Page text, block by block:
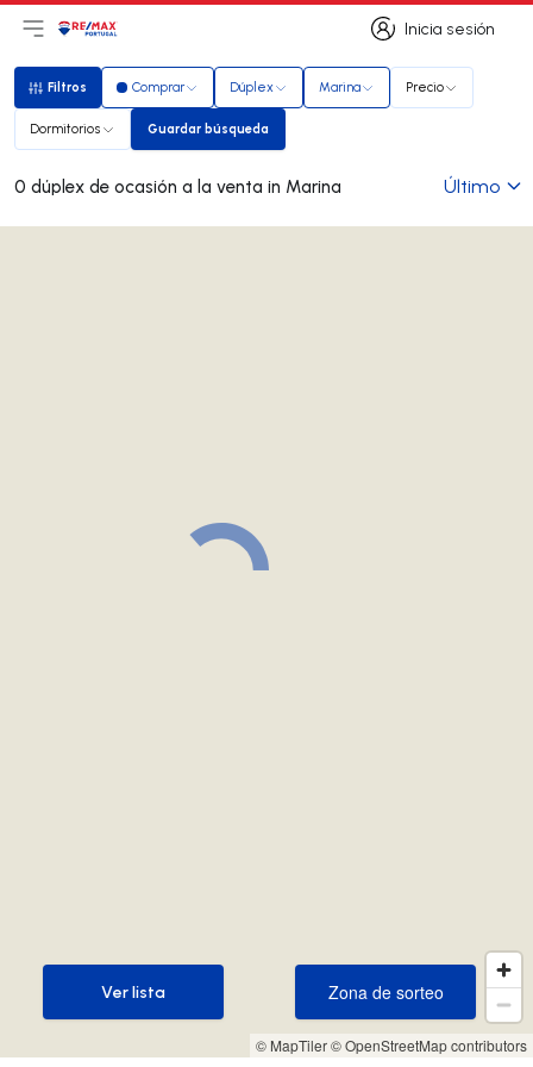
Inicia sesión
Inicia sesión
Abrir el menú principal
Logotipo
Filtros
Filtros Comprar Dúplex Marina Precio
Dormitorios Guardar búsqueda
Guardar búsqueda
0 dúplex de ocasión a la venta in Marina Último
© MapTiler© OpenStreetMap contributors
Zona de sorteo
Zona de sorteo
Ver lista
Ver lista